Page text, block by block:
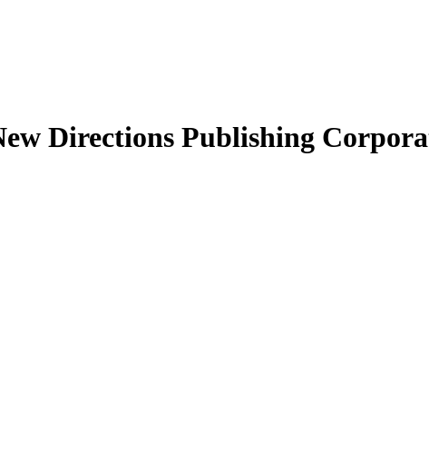
Directions Publishing